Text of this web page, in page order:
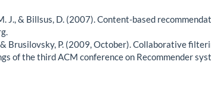
J., & Billsus, D. (2007). Content-based
& Brusilovsky, P. (2009, October). Collaborative
of the third ACM conference on Recommender